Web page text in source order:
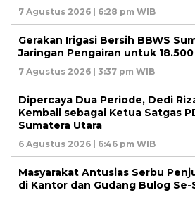
7 Agustus 2026 | 6:28 pm WIB
Gerakan Irigasi Bersih BBWS
Jaringan Pengairan untuk
7 Agustus 2026 | 3:37 pm WIB
Dipercaya Dua Periode, Dedi
Kembali sebagai Ketua Satgas
Sumatera Utara
6 Agustus 2026 | 6:46 pm WIB
Masyarakat Antusias Serbu
di Kantor dan Gudang Bulog